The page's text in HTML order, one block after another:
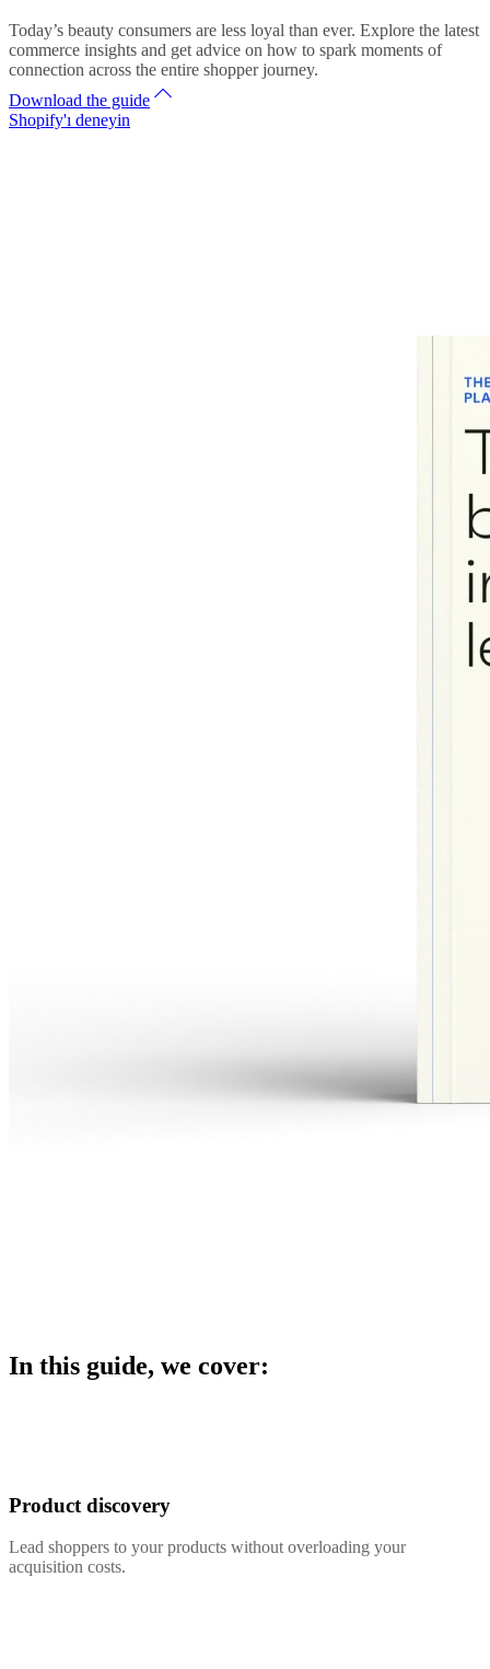
Today’s beauty consumers are less loyal than ever. Explore the latest
commerce insights and get advice on how to spark moments of
connection across the entire shopper journey.
Download the guide
Shopify'ı deneyin
In this guide, we cover:
Product discovery
Lead shoppers to your products without overloading your
acquisition costs.